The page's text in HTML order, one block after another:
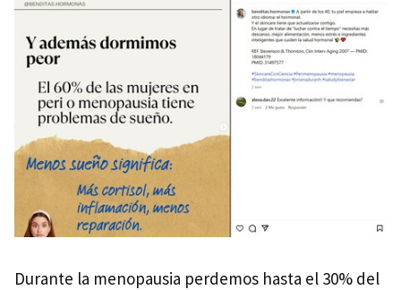
Durante la menopausia perdemos hasta el 30% del